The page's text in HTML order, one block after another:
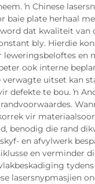
ŉ Chinese
baie plate herhaal
dat kwaliteit van
bly. Hierdie
leweringsbeloftes en
ook interne
verwagte uitset kan
defekte te bou. ŉ
vir
benodig die rand
en afvylwerk
en verminder
lasersnypmasjien